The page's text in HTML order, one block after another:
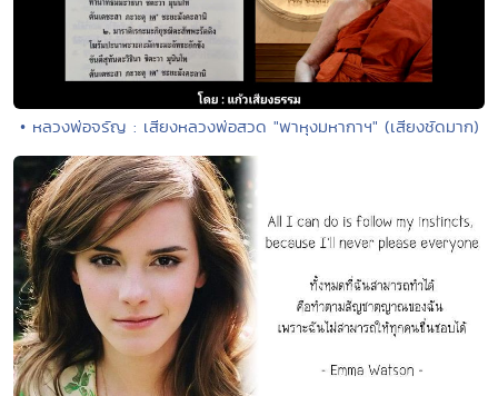
• หลวงพ่อจรัญ : เสียงหลวงพ่อสวด "พาหุงมหากาฯ" (เสียงชัดมาก)